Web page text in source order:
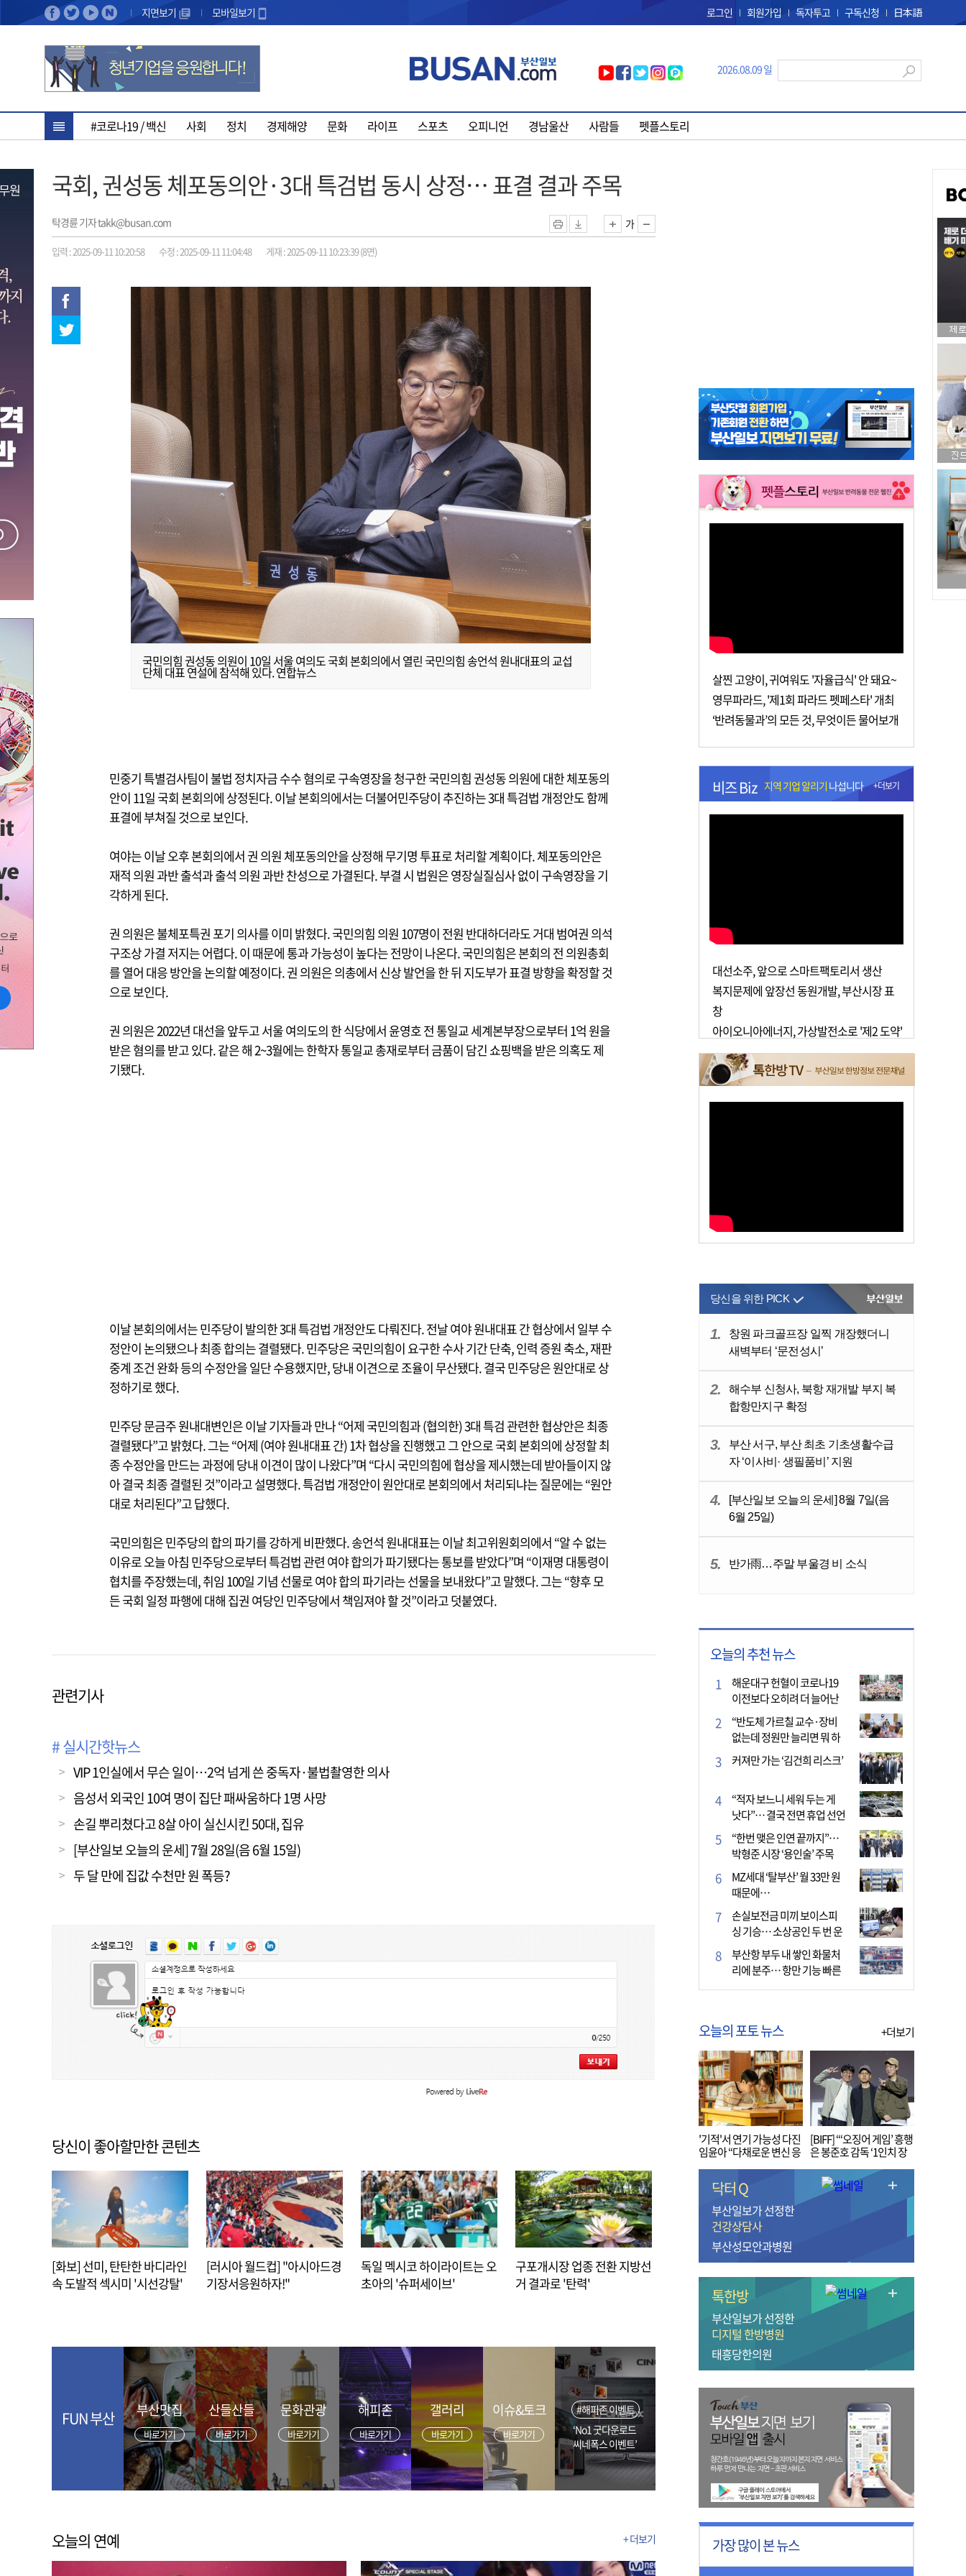
지면보기 모바일보기 로그인 회원가입 독자투고 구독신청 日本語
2026.08.09 일
#코로나19 / 백신 사회 정치 경제해양 문화 라이프 스포츠 오피니언 경남울산 사람들 펫플스토리
국회, 권성동 체포동의안·3대 특검법 동시 상정… 표결 결과 주목
탁경륜 기자 takk@busan.com 가
입력 : 2025-09-11 10:20:58 수정 : 2025-09-11 11:04:48 게재 : 2025-09-11 10:23:39 (8면)
국민의힘 권성동 의원이 10일 서울 여의도 국회 본회의에서 열린 국민의힘 송언석 원내대표의 교섭
단체 대표 연설에 참석해 있다. 연합뉴스
민중기 특별검사팀이 불법 정치자금 수수 혐의로 구속영장을 청구한 국민의힘 권성동 의원에 대한 체포동의
안이 11일 국회 본회의에 상정된다. 이날 본회의에서는 더불어민주당이 추진하는 3대 특검법 개정안도 함께
표결에 부쳐질 것으로 보인다.
여야는 이날 오후 본회의에서 권 의원 체포동의안을 상정해 무기명 투표로 처리할 계획이다. 체포동의안은
재적 의원 과반 출석과 출석 의원 과반 찬성으로 가결된다. 부결 시 법원은 영장실질심사 없이 구속영장을 기
각하게 된다.
권 의원은 불체포특권 포기 의사를 이미 밝혔다. 국민의힘 의원 107명이 전원 반대하더라도 거대 범여권 의석
구조상 가결 저지는 어렵다. 이 때문에 통과 가능성이 높다는 전망이 나온다. 국민의힘은 본회의 전 의원총회
를 열어 대응 방안을 논의할 예정이다. 권 의원은 의총에서 신상 발언을 한 뒤 지도부가 표결 방향을 확정할 것
으로 보인다.
권 의원은 2022년 대선을 앞두고 서울 여의도의 한 식당에서 윤영호 전 통일교 세계본부장으로부터 1억 원을
받은 혐의를 받고 있다. 같은 해 2~3월에는 한학자 통일교 총재로부터 금품이 담긴 쇼핑백을 받은 의혹도 제
기됐다.
이날 본회의에서는 민주당이 발의한 3대 특검법 개정안도 다뤄진다. 전날 여야 원내대표 간 협상에서 일부 수
정안이 논의됐으나 최종 합의는 결렬됐다. 민주당은 국민의힘이 요구한 수사 기간 단축, 인력 증원 축소, 재판
중계 조건 완화 등의 수정안을 일단 수용했지만, 당내 이견으로 조율이 무산됐다. 결국 민주당은 원안대로 상
정하기로 했다.
민주당 문금주 원내대변인은 이날 기자들과 만나 “어제 국민의힘과 (협의한) 3대 특검 관련한 협상안은 최종
결렬됐다”고 밝혔다. 그는 “어제 (여야 원내대표 간) 1차 협상을 진행했고 그 안으로 국회 본회의에 상정할 최
종 수정안을 만드는 과정에 당내 이견이 많이 나왔다”며 “다시 국민의힘에 협상을 제시했는데 받아들이지 않
아 결국 최종 결렬된 것”이라고 설명했다. 특검법 개정안이 원안대로 본회의에서 처리되냐는 질문에는 “원안
대로 처리된다”고 답했다.
국민의힘은 민주당의 합의 파기를 강하게 비판했다. 송언석 원내대표는 이날 최고위원회의에서 “알 수 없는
이유로 오늘 아침 민주당으로부터 특검법 관련 여야 합의가 파기됐다는 통보를 받았다”며 “이재명 대통령이
협치를 주장했는데, 취임 100일 기념 선물로 여야 합의 파기라는 선물을 보내왔다”고 말했다. 그는 “향후 모
든 국회 일정 파행에 대해 집권 여당인 민주당에서 책임져야 할 것”이라고 덧붙였다.
관련기사
# 실시간핫뉴스
VIP 1인실에서 무슨 일이…2억 넘게 쓴 중독자·불법촬영한 의사
음성서 외국인 10여 명이 집단 패싸움하다 1명 사망
손길 뿌리쳤다고 8살 아이 실신시킨 50대, 집유
[부산일보 오늘의 운세] 7월 28일(음 6월 15일)
두 달 만에 집값 수천만 원 폭등?
당신이 좋아할만한 콘텐츠
[화보] 선미, 탄탄한 바디라인
속 도발적 섹시미 '시선강탈'
[러시아 월드컵] "아시아드경
기장서응원하자!"
독일 멕시코 하이라이트는 오
초아의 '슈퍼세이브'
구포개시장 업종 전환 지방선
거 결과로 '탄력'
FUN 부산 부산맛집
바로가기
산들산들
바로가기
문화관광
바로가기
해피존
바로가기
갤러리
바로가기
이슈&토크
바로가기
#해피존 이벤트
‘No1 굿다운로드
씨네폭스 이벤트’
오늘의 연예 + 더보기
살찐 고양이, 귀여워도 '자율급식' 안 돼요~
영무파라드, '제1회 파라드 펫페스타' 개최
‘반려동물과’의 모든 것, 무엇이든 물어보개
비즈 Biz 지역 기업 알리기 나섭니다 +더보기
대선소주, 앞으로 스마트팩토리서 생산
복지문제에 앞장선 동원개발, 부산시장 표
창
아이오니아에너지, 가상발전소로 '제2 도약'
오늘의 추천 뉴스
해운대구 헌혈이 코로나19
이전보다 오히려 더 늘어난
이유는?
“반도체 가르칠 교수·장비
없는데 정원만 늘리면 뭐 하
나”
커져만 가는 ‘김건희 리스크’
“적자 보느니 세워 두는 게
낫다”… 결국 전면 휴업 선언
한 택시회사
“한번 맺은 인연 끝까지”…
박형준 시장 ‘용인술’ 주목
MZ세대 ‘탈부산’ 월 33만 원
때문에…
손실보전금 미끼 보이스피
싱 기승… 소상공인 두 번 운
다
부산항 부두 내 쌓인 화물처
리에 분주… 항만 기능 빠른
회복세
오늘의 포토 뉴스 +더보기
'기적'서 연기 가능성 다진
임윤아 “다채로운 변신 응
[BIFF] “‘오징어 게임’ 흥행
은 봉준호 감독 ‘1인치 장
닥터 Q
부산일보가 선정한
건강상담사
부산성모안과병원
톡한방
부산일보가 선정한
디지털 한방병원
태흥당한의원
가장 많이 본 뉴스